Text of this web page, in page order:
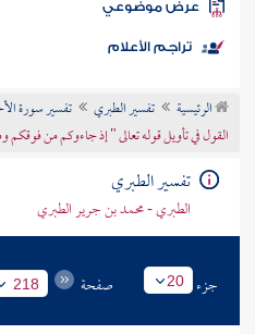
الكتب
موضوعي
تراجم الأعلام
الرئيسية تفسير الطبري
تفسير سورة
القول في تأويل قوله تعالى " إذ جاءوكم من
تفسير الطبري
الطبري - محمد بن جرير الطبري
جزء 20 صفحة 218